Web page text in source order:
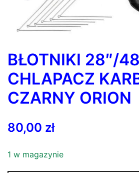
BŁOTNIKI 28″/
CHLAPACZ
CZARNY ORION
80,00 zł
1 w magazynie